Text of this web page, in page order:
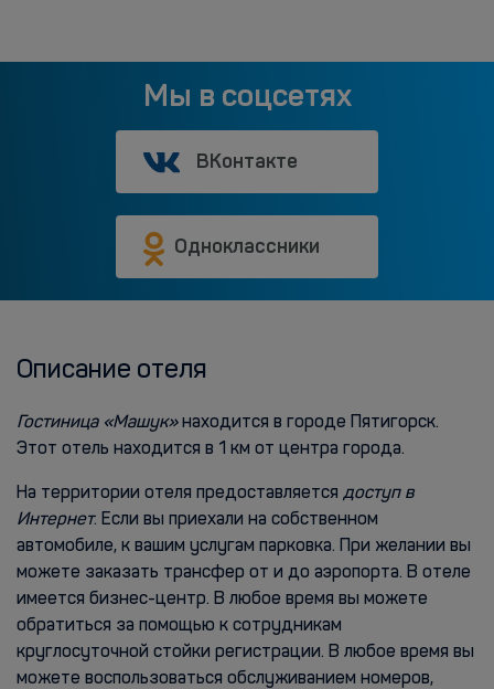
Мы в соцсетях
ВКонтакте
Одноклассники
Описание отеля
Гостиница «Машук»находится в городе Пятигорск.
Этот отель находится в 1 км от центра города.
На территории отеля предоставляется доступ в
Интернет. Если вы приехали на собственном
автомобиле, к вашим услугам парковка. При желании вы
можете заказать трансфер от и до аэропорта. В отеле
имеется бизнес-центр. В любое время вы можете
обратиться за помощью к сотрудникам
круглосуточной стойки регистрации. В любое время вы
можете воспользоваться обслуживанием номеров,